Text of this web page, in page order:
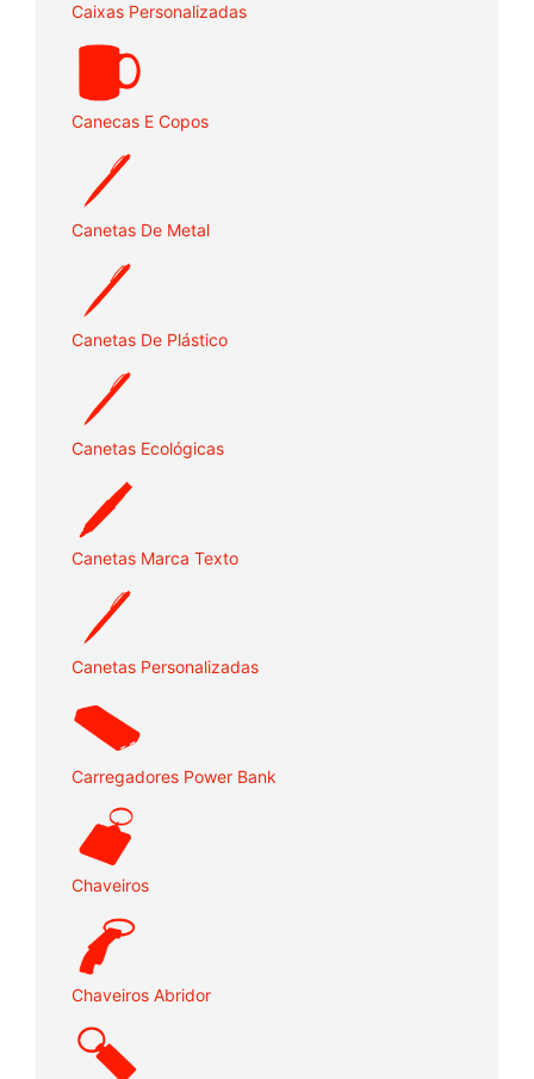
Caixas Personalizadas
Canecas E Copos
Canetas De Metal
Canetas De Plástico
Canetas Ecológicas
Canetas Marca Texto
Canetas Personalizadas
Carregadores Power Bank
Chaveiros
Chaveiros Abridor